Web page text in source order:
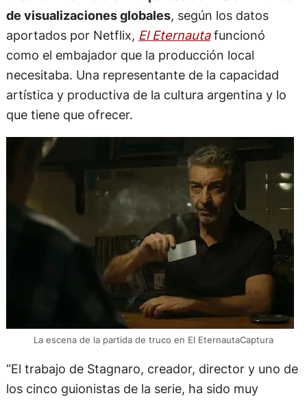
de visualizaciones globales, según los datos
aportados por Netflix, El Eternautafuncionó
como el embajador que la producción local
necesitaba. Una representante de la capacidad
artística y productiva de la cultura argentina y lo
que tiene que ofrecer.
La escena de la partida de truco en El EternautaCaptura
“El trabajo de Stagnaro, creador, director y uno de
los cinco guionistas de la serie, ha sido muy